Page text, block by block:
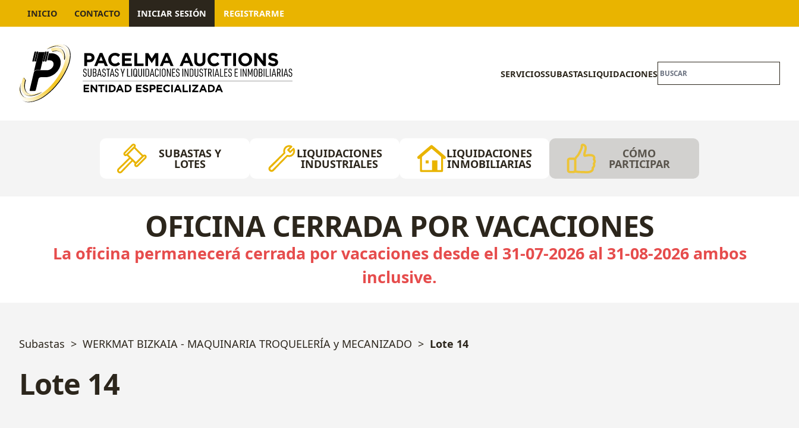
INICIO CONTACTO INICIAR SESIÓN REGISTRARME
SERVICIOSSUBASTASLIQUIDACIONES
SUBASTAS Y
LOTES
LIQUIDACIONES
INDUSTRIALES
LIQUIDACIONES
INMOBILIARIAS
CÓMO
PARTICIPAR
OFICINA CERRADA POR VACACIONES
La oficina permanecerá cerrada por vacaciones desde el 31-07-2026 al 31-08-2026 ambos
inclusive.
Subastas WERKMAT BIZKAIA - MAQUINARIA TROQUELERÍA y MECANIZADO Lote 14
Lote 14